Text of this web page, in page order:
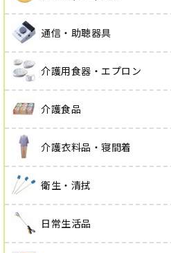
通信・助聴器具
介護用食器・エプロン
介護食品
介護衣料品・寝間着
衛生・清拭
日常生活品